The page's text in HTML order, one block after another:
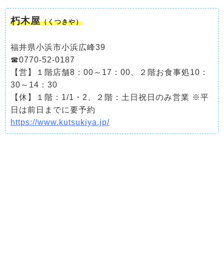
朽木屋（くつきや）
福井県小浜市小浜広峰39
☎0770-52-0187
【営】１階店舗8：00～17：00、２階お食事処10：
30～14：30
【休】１階：1/1・2、２階：土日祝日のみ営業 ※平
日は前日までに要予約
https://www.kutsukiya.jp/